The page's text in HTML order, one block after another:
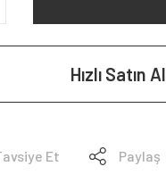
Hızlı Satın Al
Et Paylaş